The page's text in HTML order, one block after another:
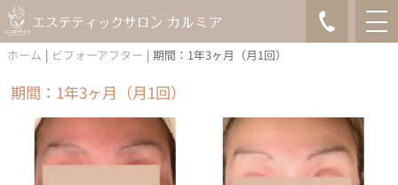
ホーム | ビフォーアフター | 期間：1年3ヶ月（月1回）
期間：1年3ヶ月（月1回）